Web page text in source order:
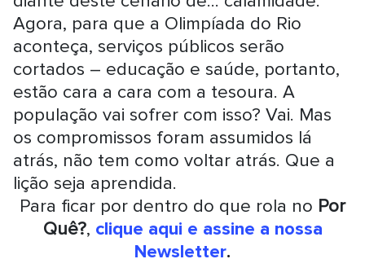
Agora, para que a Olimpíada do Rio
aconteça, serviços públicos serão
cortados – educação e saúde, portanto,
estão cara a cara com a tesoura. A
população vai sofrer com isso? Vai. Mas
os compromissos foram assumidos lá
atrás, não tem como voltar atrás. Que a
lição seja aprendida.
Para ficar por dentro do que rola no Por
Quê?, clique aqui e assine a nossa
Newsletter.